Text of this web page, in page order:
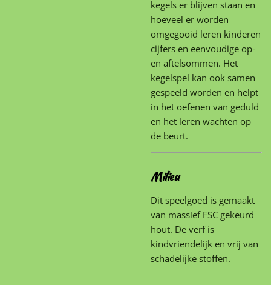
kegels er blijven staan en
hoeveel er worden
omgegooid leren kinderen
cijfers en eenvoudige op-
en aftelsommen. Het
kegelspel kan ook samen
gespeeld worden en helpt
in het oefenen van geduld
en het leren wachten op
de beurt.
Milieu
Dit speelgoed is gemaakt
van massief FSC gekeurd
hout. De verf is
kindvriendelijk en vrij van
schadelijke stoffen.